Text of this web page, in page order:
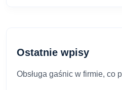
Ostatnie wpisy
Obsługa gaśnic w firmie, co